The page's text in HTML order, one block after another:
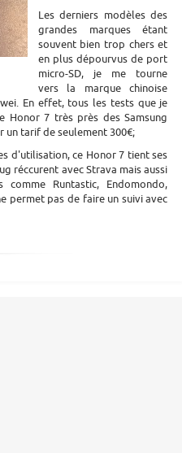
Les derniers modèles des
grandes marques étant
souvent bien trop chers et
en plus dépourvus de port
micro-SD, je me tourne
vers la marque chinoise
En effet, tous les tests que je
7 très près des Samsung
un tarif de seulement 300€;
d'utilisation, ce Honor 7 tient ses
réccurent avec Strava mais aussi
Runtastic, Endomondo,
permet pas de faire un suivi avec